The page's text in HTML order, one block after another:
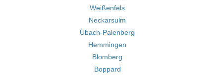
Weißenfels
Neckarsulm
Übach-Palenberg
Hemmingen
Blomberg
Boppard